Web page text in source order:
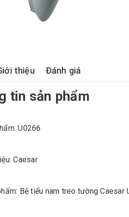
thiệu Đánh giá
tin sản phẩm
U0266
Caesar
Bệ tiểu nam treo tường Caesar